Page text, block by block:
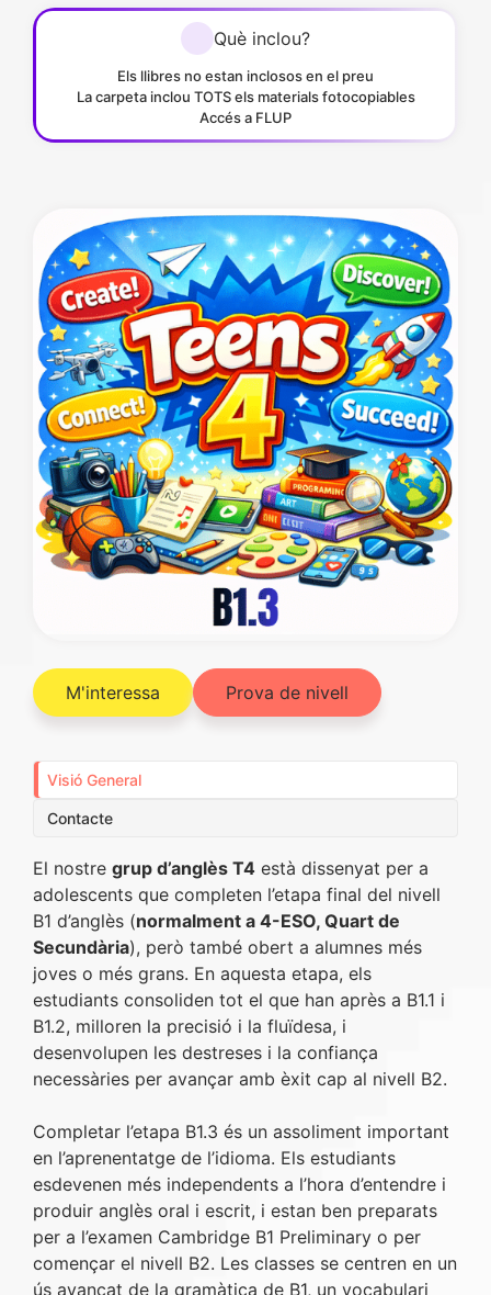
Què inclou?
Els llibres no estan inclosos en el preu
La carpeta inclou TOTS els materials fotocopiables
Accés a FLUP
M'interessa Prova de nivell
Visió General
Contacte
El nostre grup d’anglès T4 està dissenyat per a
adolescents que completen l’etapa final del nivell
B1 d’anglès (normalment a 4-ESO, Quart de
Secundària), però també obert a alumnes més
joves o més grans. En aquesta etapa, els
estudiants consoliden tot el que han après a B1.1 i
B1.2, milloren la precisió i la fluïdesa, i
desenvolupen les destreses i la confiança
necessàries per avançar amb èxit cap al nivell B2.
Completar l’etapa B1.3 és un assoliment important
en l’aprenentatge de l’idioma. Els estudiants
esdevenen més independents a l’hora d’entendre i
produir anglès oral i escrit, i estan ben preparats
per a l’examen Cambridge B1 Preliminary o per
començar el nivell B2. Les classes se centren en un
ús avançat de la gramàtica de B1, un vocabulari